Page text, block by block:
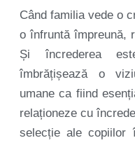
Când familia vede o
o înfruntă împreună,
Și încrederea
îmbrățișează o
umane ca fiind
relaționeze cu
selecție ale copiilor